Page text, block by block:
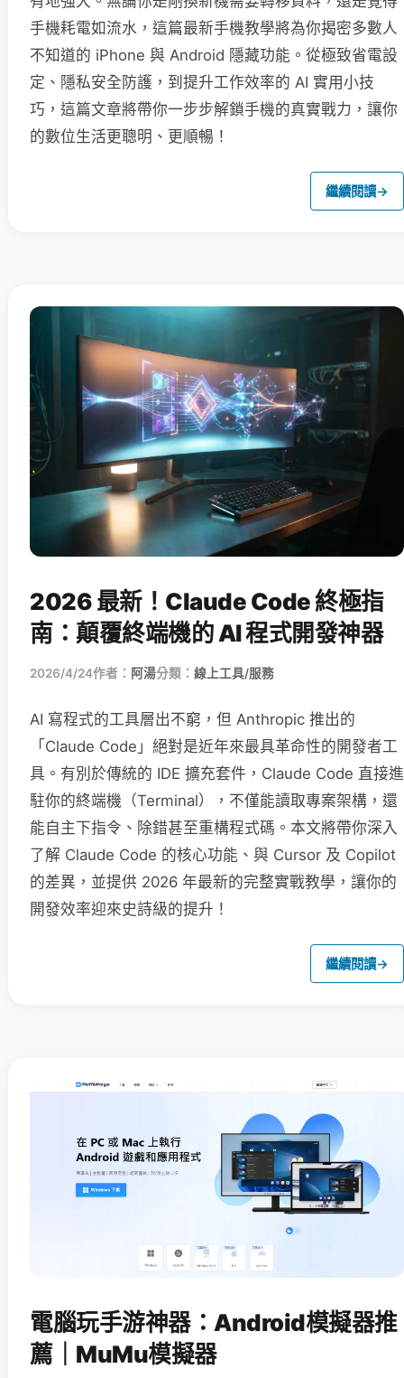
手機耗電如流水，這篇最新手機教學將為你揭密多數人
不知道的 iPhone 與 Android 隱藏功能。從極致省電設
定、隱私安全防護，到提升工作效率的 AI 實用小技
巧，這篇文章將帶你一步步解鎖手機的真實戰力，讓你
的數位生活更聰明、更順暢！
繼續閱讀→
2026 最新！Claude Code 終極指
南：顛覆終端機的 AI 程式開發神器
2026/4/24作者： 阿湯分類： 線上工具/服務
AI 寫程式的工具層出不窮，但 Anthropic 推出的
「Claude Code」絕對是近年來最具革命性的開發者工
具。有別於傳統的 IDE 擴充套件，Claude Code 直接進
駐你的終端機（Terminal），不僅能讀取專案架構，還
能自主下指令、除錯甚至重構程式碼。本文將帶你深入
了解 Claude Code 的核心功能、與 Cursor 及 Copilot
的差異，並提供 2026 年最新的完整實戰教學，讓你的
開發效率迎來史詩級的提升！
繼續閱讀→
電腦玩手游神器：Android模擬器推
薦｜MuMu模擬器